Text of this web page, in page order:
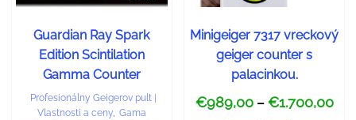
Guardian Ray Spark
Edition Scintilation
Gamma Counter
Profesionálny Geigerov pult |
Vlastnosti a ceny, Gama
Minigeiger 7317 vreckový
geiger counter s
palacinkou.
€989,00 – €1.700,00